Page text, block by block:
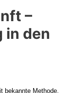
–
in den
bekannte Methode,